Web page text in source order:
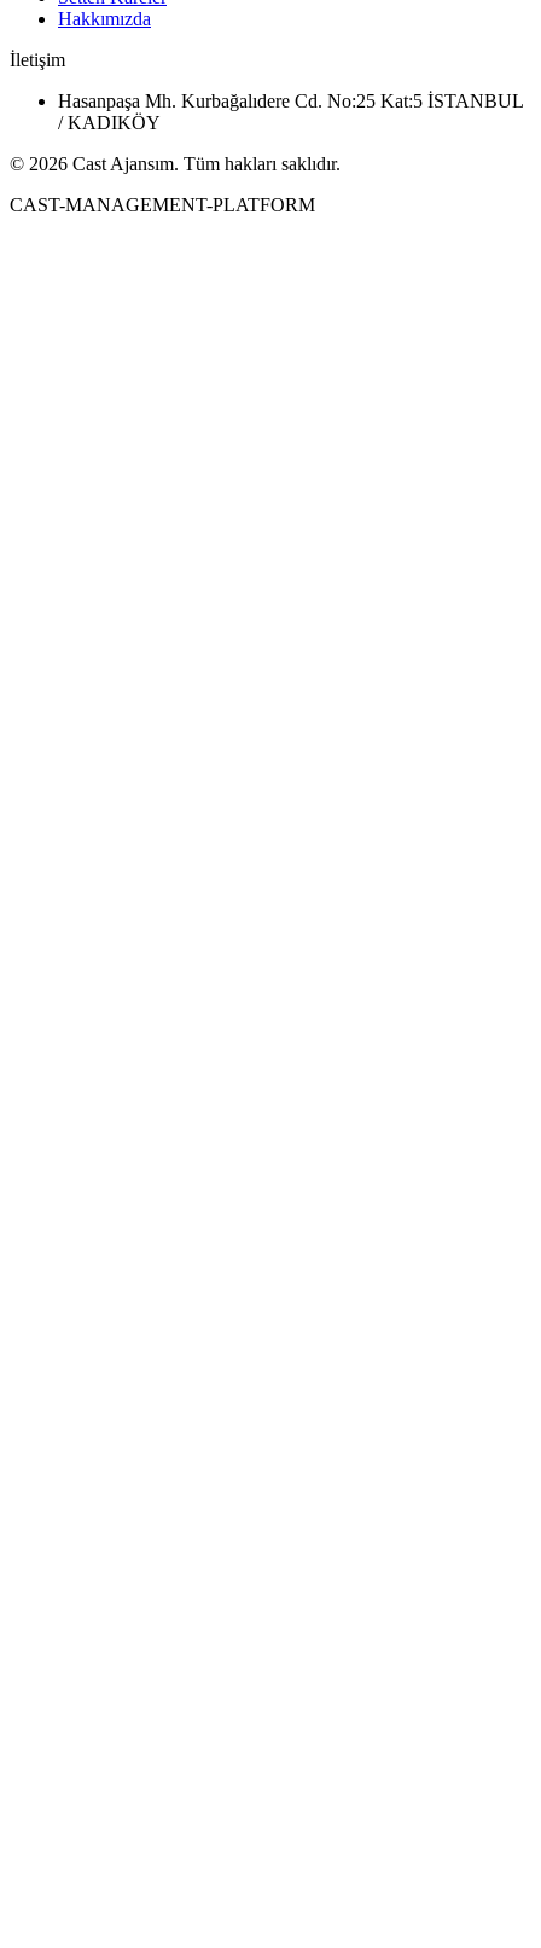
Hakkımızda
İletişim
Hasanpaşa Mh. Kurbağalıdere Cd. No:25 Kat:5 İSTANBUL
/ KADIKÖY
© 2026 Cast Ajansım. Tüm hakları saklıdır.
CAST-MANAGEMENT-PLATFORM